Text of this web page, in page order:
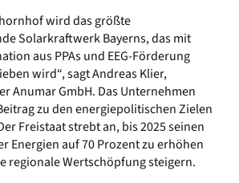
wird das größte
Solarkraftwerk Bayerns, das mit
aus PPAs und EEG-Förderung
wird“, sagt Andreas Klier,
Anumar GmbH. Das Unternehmen
zu den energiepolitischen Zielen
Freistaat strebt an, bis 2025 seinen
Energien auf 70 Prozent zu erhöhen
regionale Wertschöpfung steigern.